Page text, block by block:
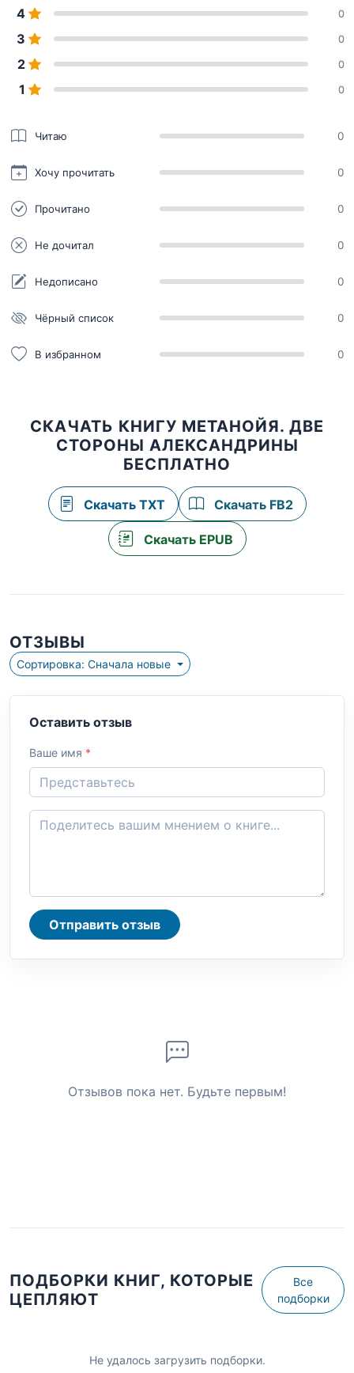
4 0
3 0
2 0
1 0
Читаю 0
Хочу прочитать 0
Прочитано 0
Не дочитал 0
Недописано 0
Чёрный список 0
В избранном 0
СКАЧАТЬ КНИГУ МЕТАНОЙЯ. ДВЕ
СТОРОНЫ АЛЕКСАНДРИНЫ
БЕСПЛАТНО
Скачать TXT Скачать FB2
Скачать EPUB
ОТЗЫВЫ
Сортировка: Сначала новые
Оставить отзыв
Ваше имя *
Отправить отзыв
Отзывов пока нет. Будьте первым!
ПОДБОРКИ КНИГ, КОТОРЫЕ
ЦЕПЛЯЮТ
Все
подборки
Не удалось загрузить подборки.